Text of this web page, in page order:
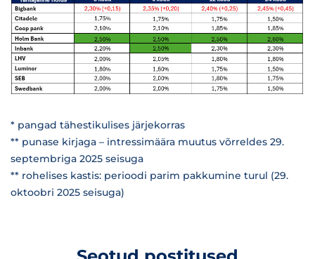
* pangad tähestikulises järjekorras
** punase kirjaga – intressimäära muutus võrreldes 29.
septembriga 2025 seisuga
** rohelises kastis: perioodi parim pakkumine turul (29.
oktoobri 2025 seisuga)